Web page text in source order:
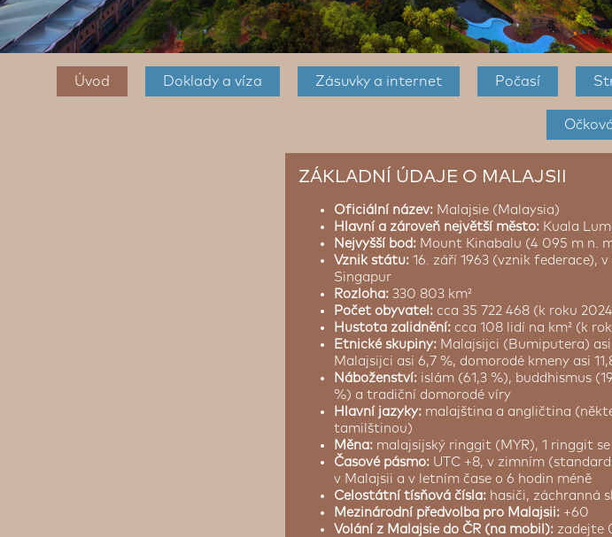
Úvod Doklady a víza Zásuvky a internet Počasí
ZÁKLADNÍ ÚDAJE O MALAJSII
Oficiální název: Malajsie (Malaysia)
Hlavní a zároveň největší město: Kuala
Nejvyšší bod: Mount Kinabalu (4 095 m n.
Vznik státu: 16. září 1963 (vznik federace),
Singapur
Rozloha: 330 803 km²
Počet obyvatel: cca 35 722 468 (k roku
Hustota zalidnění: cca 108 lidí na km² (k
Etnické skupiny: Malajsijci (Bumiputera)
Malajsijci asi 6,7 %, domorodé kmeny asi
Náboženství: islám (61,3 %), buddhismus
%) a tradiční domorodé víry
Hlavní jazyky: malajština a angličtina
tamilštinou)
Měna: malajsijský ringgit (MYR), 1 ringgit
Časové pásmo: UTC +8, v zimním
v Malajsii a v letním čase o 6 hodin méně
Celostátní tísňová čísla: hasiči, záchranná
Mezinárodní předvolba pro Malajsii: +60
Volání z Malajsie do ČR (na mobil): zadejte